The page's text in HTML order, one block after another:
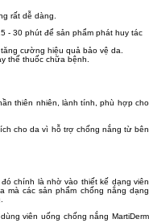
rất dễ dàng.
- 30 phút để sản phẩm phát huy tác
cường hiệu quả bảo vệ da.
thế thuốc chữa bệnh.
thiên nhiên, lành tính, phù hợp cho
cho da vì hỗ trợ chống nắng từ bên
chính là nhờ vào thiết kế dạng viên
mà các sản phẩm chống nắng dạng
viên uống chống nắng MartiDerm